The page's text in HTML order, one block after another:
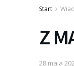
Start
Z
28 maja